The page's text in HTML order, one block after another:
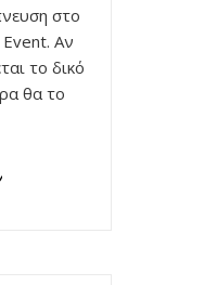
στο
Event. Αν
το δικό
θα το